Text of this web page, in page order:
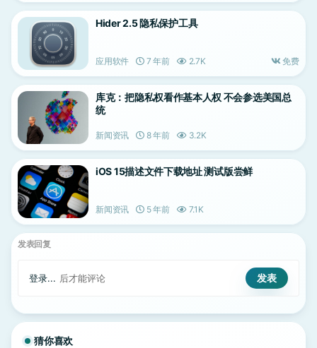
Hider 2.5 隐私保护工具
应用软件 7 年前 2.7K 免费
库克：把隐私权看作基本人权 不会参选美国总
统
新闻资讯 8 年前 3.2K
iOS 15描述文件下载地址 测试版尝鲜
新闻资讯 5 年前 7.1K
发表回复
登录... 后才能评论
猜你喜欢